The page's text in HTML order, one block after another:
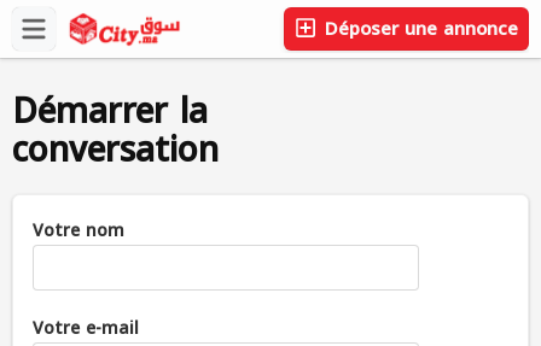
Déposer une annonce
Démarrer la
conversation
Votre nom
Votre e-mail